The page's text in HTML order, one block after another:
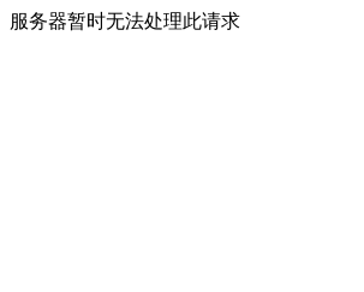
服务器暂时无法处理此请求